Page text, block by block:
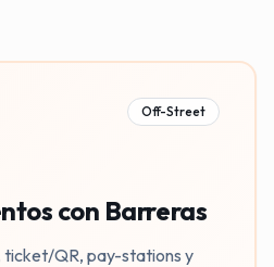
Off-Street
con Barreras
ticket/QR, pay-stations y